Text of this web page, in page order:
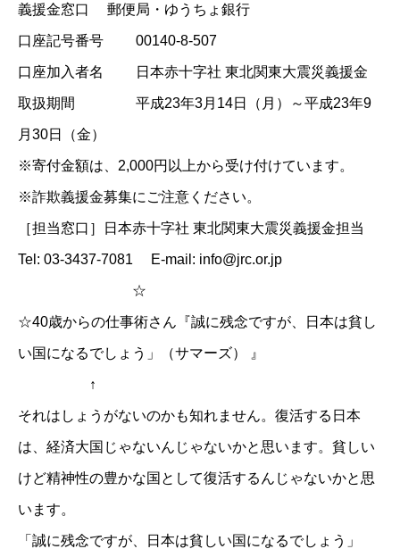
義援金窓口 郵便局・ゆうちょ銀行
口座記号番号 00140-8-507
口座加入者名 日本赤十字社 東北関東大震災義援金
取扱期間 平成23年3月14日（月）～平成23年9
月30日（金）
※寄付金額は、2,000円以上から受け付けています。
※詐欺義援金募集にご注意ください。
［担当窓口］日本赤十字社 東北関東大震災義援金担当
Tel: 03-3437-7081 E-mail: info@jrc.or.jp
☆
☆40歳からの仕事術さん『誠に残念ですが、日本は貧し
い国になるでしょう」（サマーズ） 』
↑
それはしょうがないのかも知れません。復活する日本
は、経済大国じゃないんじゃないかと思います。貧しい
けど精神性の豊かな国として復活するんじゃないかと思
います。
「誠に残念ですが、日本は貧しい国になるでしょう」